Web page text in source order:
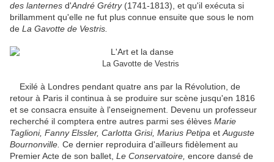
des lanternes d'André Grétry(1741-1813), et qu'il exécuta si
brillamment qu'elle ne fut plus connue ensuite que sous le nom
de La Gavotte de Vestris.
La Gavotte de Vestris
Exilé à Londres pendant quatre ans par la Révolution, de
retour à Paris il continua à se produire sur scène jusqu'en 1816
et se consacra ensuite à l'enseignement. Devenu un professeur
recherché il comptera entre autres parmi ses élèves Marie
Taglioni, Fanny Elssler, Carlotta Grisi, Marius Petipa et Auguste
Bournonville. Ce dernier reproduira d'ailleurs fidèlement au
Premier Acte de son ballet, Le Conservatoire, encore dansé de